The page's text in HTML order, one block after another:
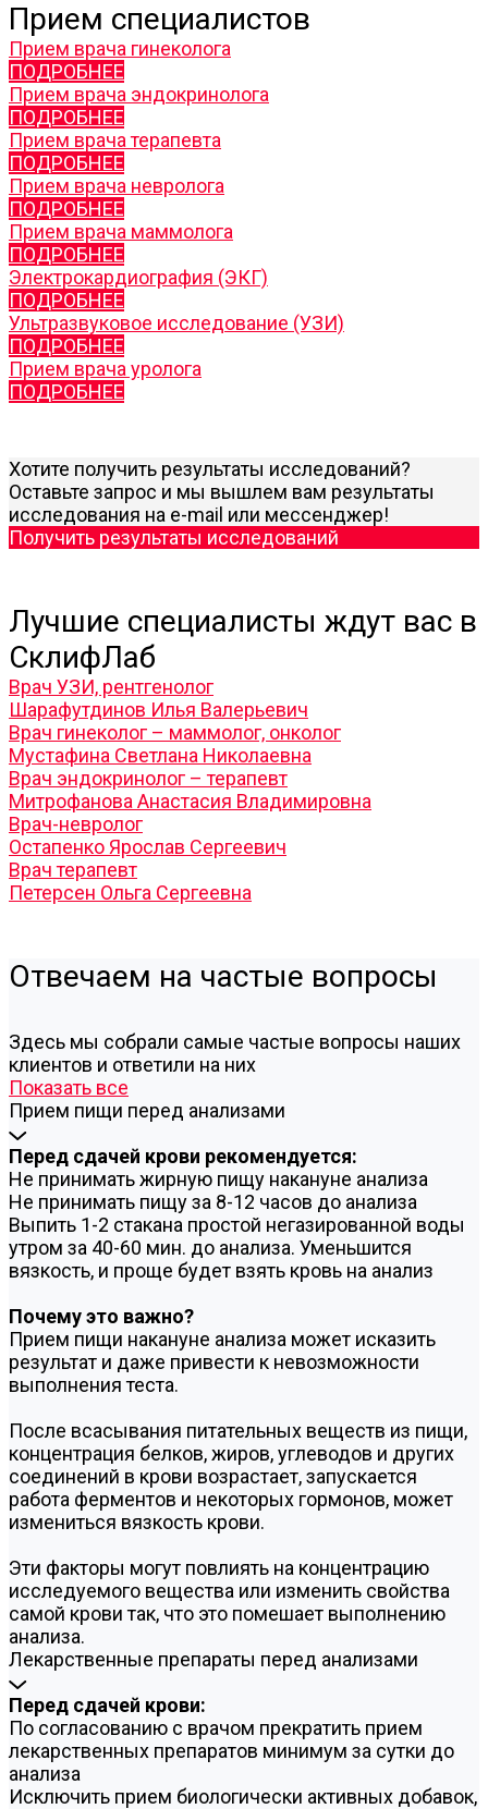
Прием специалистов
Прием врача гинеколога
ПОДРОБНЕЕ
Прием врача эндокринолога
ПОДРОБНЕЕ
Прием врача терапевта
ПОДРОБНЕЕ
Прием врача невролога
ПОДРОБНЕЕ
Прием врача маммолога
ПОДРОБНЕЕ
Электрокардиография (ЭКГ)
ПОДРОБНЕЕ
Ультразвуковое исследование (УЗИ)
ПОДРОБНЕЕ
Прием врача уролога
ПОДРОБНЕЕ
Хотите получить результаты исследований?
Оставьте запрос и мы вышлем вам результаты
исследования на e-mail или мессенджер!
Получить результаты исследований
Лучшие специалисты ждут вас в
СклифЛаб
Врач УЗИ, рентгенолог
Шарафутдинов Илья Валерьевич
Врач гинеколог – маммолог, онколог
Мустафина Светлана Николаевна
Врач эндокринолог – терапевт
Митрофанова Анастасия Владимировна
Врач-невролог
Остапенко Ярослав Сергеевич
Врач терапевт
Петерсен Ольга Сергеевна
Отвечаем на частые вопросы
Здесь мы собрали самые частые вопросы наших
клиентов и ответили на них
Показать все
Прием пищи перед анализами
Перед сдачей крови рекомендуется:
Не принимать жирную пищу накануне анализа
Не принимать пищу за 8-12 часов до анализа
Выпить 1-2 стакана простой негазированной воды
утром за 40-60 мин. до анализа. Уменьшится
вязкость, и проще будет взять кровь на анализ
Почему это важно?
Прием пищи накануне анализа может исказить
результат и даже привести к невозможности
выполнения теста.
После всасывания питательных веществ из пищи,
концентрация белков, жиров, углеводов и других
соединений в крови возрастает, запускается
работа ферментов и некоторых гормонов, может
измениться вязкость крови.
Эти факторы могут повлиять на концентрацию
исследуемого вещества или изменить свойства
самой крови так, что это помешает выполнению
анализа.
Лекарственные препараты перед анализами
Перед сдачей крови:
По согласованию с врачом прекратить прием
лекарственных препаратов минимум за сутки до
анализа
Исключить прием биологически активных добавок,